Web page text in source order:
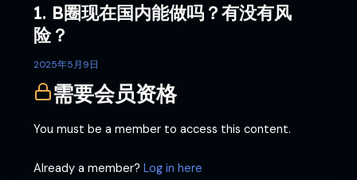
1. B圈现在国内能做吗？有没有风
险？
2025年5月9日
需要会员资格
You must be a member to access this content.
Already a member? Log in here
没
有
风
险？